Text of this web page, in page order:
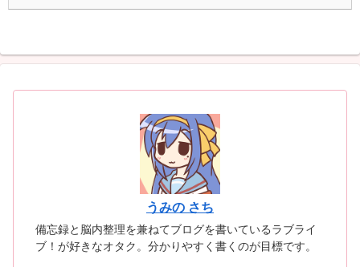
うみの さち
備忘録と脳内整理を兼ねてブログを書いているラブライ
ブ！が好きなオタク。分かりやすく書くのが目標です。